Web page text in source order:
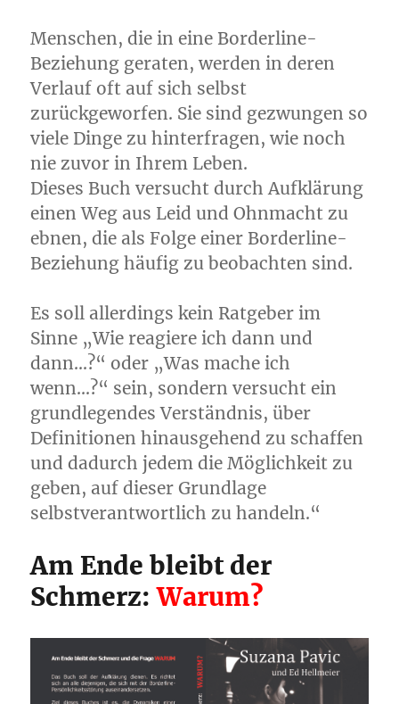
Menschen, die in eine Borderline-
Beziehung geraten, werden in deren
Verlauf oft auf sich selbst
zurückgeworfen. Sie sind gezwungen so
viele Dinge zu hinterfragen, wie noch
nie zuvor in Ihrem Leben.
Dieses Buch versucht durch Aufklärung
einen Weg aus Leid und Ohnmacht zu
ebnen, die als Folge einer Borderline-
Beziehung häufig zu beobachten sind.
Es soll allerdings kein Ratgeber im
Sinne „Wie reagiere ich dann und
dann…?“ oder „Was mache ich
wenn…?“ sein, sondern versucht ein
grundlegendes Verständnis, über
Definitionen hinausgehend zu schaffen
und dadurch jedem die Möglichkeit zu
geben, auf dieser Grundlage
selbstverantwortlich zu handeln.“
Am Ende bleibt der
Schmerz:Warum?